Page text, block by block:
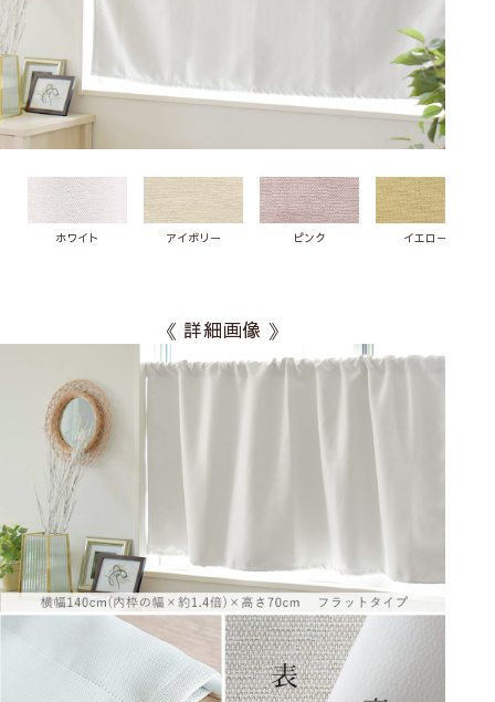
ホワイト アイボリー ピンク イエロー
《 詳細画像 》